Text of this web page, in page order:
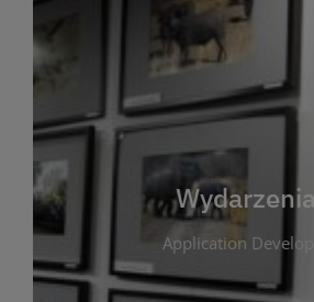
Wydarzenia
Application
Wydarzenia
W tej zakładce publikujemy
wszystkich wydarzeniach
bibliotekę. Znajdziesz tu
autorskich, warsztatów,
tematycznych dla różnych grup
wydarzenie ma na celu
czytelniczej oraz integrację
Dzięki kalendarzowi wydarzeń